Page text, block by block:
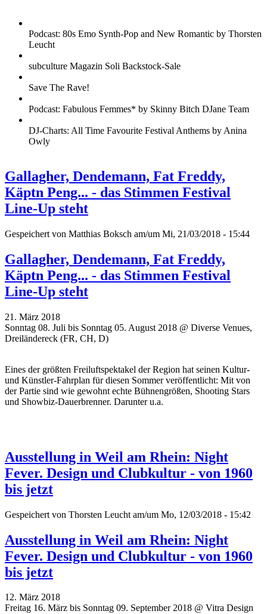
Podcast: 80s Emo Synth-Pop and New Romantic by Thorsten
Leucht
subculture Magazin Soli Backstock-Sale
Save The Rave!
Podcast: Fabulous Femmes* by Skinny Bitch DJane Team
DJ-Charts: All Time Favourite Festival Anthems by Anina
Owly
Gallagher, Dendemann, Fat Freddy,
Käptn Peng... - das Stimmen Festival
Line-Up steht
Gespeichert von Matthias Boksch am/um Mi, 21/03/2018 - 15:44
Gallagher, Dendemann, Fat Freddy,
Käptn Peng... - das Stimmen Festival
Line-Up steht
21. März 2018
Sonntag 08. Juli bis Sonntag 05. August 2018 @ Diverse Venues,
Dreiländereck (FR, CH, D)
Eines der größten Freiluftspektakel der Region hat seinen Kultur-
und Künstler-Fahrplan für diesen Sommer veröffentlicht: Mit von
der Partie sind wie gewohnt echte Bühnengrößen, Shooting Stars
und Showbiz-Dauerbrenner. Darunter u.a.
Ausstellung in Weil am Rhein: Night
Fever. Design und Clubkultur - von 1960
bis jetzt
Gespeichert von Thorsten Leucht am/um Mo, 12/03/2018 - 15:42
Ausstellung in Weil am Rhein: Night
Fever. Design und Clubkultur - von 1960
bis jetzt
12. März 2018
Freitag 16. März bis Sonntag 09. September 2018 @ Vitra Design